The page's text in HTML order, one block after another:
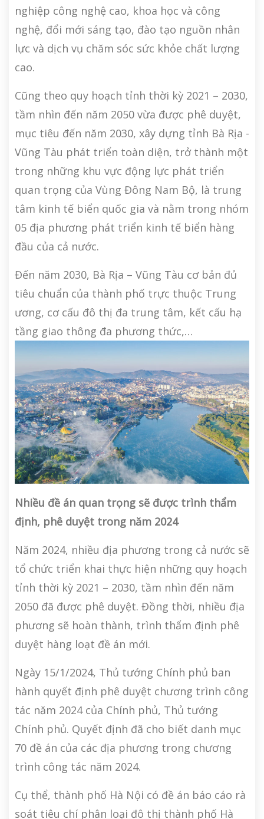
nghiệp công nghệ cao, khoa học và công
nghệ, đổi mới sáng tạo, đào tạo nguồn nhân
lực và dịch vụ chăm sóc sức khỏe chất lượng
cao.
Cũng theo quy hoạch tỉnh thời kỳ 2021 – 2030,
tầm nhìn đến năm 2050 vừa được phê duyệt,
mục tiêu đến năm 2030, xây dựng tỉnh Bà Rịa -
Vũng Tàu phát triển toàn diện, trở thành một
trong những khu vực động lực phát triển
quan trọng của Vùng Đông Nam Bộ, là trung
tâm kinh tế biển quốc gia và nằm trong nhóm
05 địa phương phát triển kinh tế biển hàng
đầu của cả nước.
Đến năm 2030, Bà Rịa – Vũng Tàu cơ bản đủ
tiêu chuẩn của thành phố trực thuộc Trung
ương, cơ cấu đô thị đa trung tâm, kết cấu hạ
tầng giao thông đa phương thức,…
Nhiều đề án quan trọng sẽ được trình thẩm
định, phê duyệt trong năm 2024
Năm 2024, nhiều địa phương trong cả nước sẽ
tổ chức triển khai thực hiện những quy hoạch
tỉnh thời kỳ 2021 – 2030, tầm nhìn đến năm
2050 đã được phê duyệt. Đồng thời, nhiều địa
phương sẽ hoàn thành, trình thẩm định phê
duyệt hàng loạt đề án mới.
Ngày 15/1/2024, Thủ tướng Chính phủ ban
hành quyết định phê duyệt chương trình công
tác năm 2024 của Chính phủ, Thủ tướng
Chính phủ. Quyết định đã cho biết danh mục
70 đề án của các địa phương trong chương
trình công tác năm 2024.
Cụ thể, thành phố Hà Nội có đề án báo cáo rà
soát tiêu chí phân loại đô thị thành phố Hà